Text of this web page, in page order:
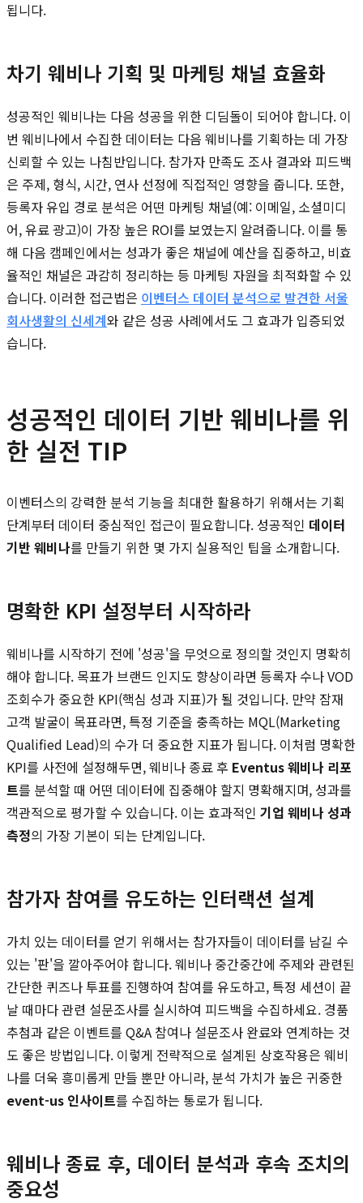
됩니다.
차기 웨비나 기획 및 마케팅 채널 효율화
성공적인 웨비나는 다음 성공을 위한 디딤돌이 되어야 합니다. 이
번 웨비나에서 수집한 데이터는 다음 웨비나를 기획하는 데 가장
신뢰할 수 있는 나침반입니다. 참가자 만족도 조사 결과와 피드백
은 주제, 형식, 시간, 연사 선정에 직접적인 영향을 줍니다. 또한,
등록자 유입 경로 분석은 어떤 마케팅 채널(예: 이메일, 소셜미디
어, 유료 광고)이 가장 높은 ROI를 보였는지 알려줍니다. 이를 통
해 다음 캠페인에서는 성과가 좋은 채널에 예산을 집중하고, 비효
율적인 채널은 과감히 정리하는 등 마케팅 자원을 최적화할 수 있
습니다. 이러한 접근법은 이벤터스 데이터 분석으로 발견한 서울
회사생활의 신세계와 같은 성공 사례에서도 그 효과가 입증되었
습니다.
성공적인 데이터 기반 웨비나를 위
한 실전 TIP
이벤터스의 강력한 분석 기능을 최대한 활용하기 위해서는 기획
단계부터 데이터 중심적인 접근이 필요합니다. 성공적인 데이터
기반 웨비나를 만들기 위한 몇 가지 실용적인 팁을 소개합니다.
명확한 KPI 설정부터 시작하라
웨비나를 시작하기 전에 '성공'을 무엇으로 정의할 것인지 명확히
해야 합니다. 목표가 브랜드 인지도 향상이라면 등록자 수나 VOD
조회수가 중요한 KPI(핵심 성과 지표)가 될 것입니다. 만약 잠재
고객 발굴이 목표라면, 특정 기준을 충족하는 MQL(Marketing
Qualified Lead)의 수가 더 중요한 지표가 됩니다. 이처럼 명확한
KPI를 사전에 설정해두면, 웨비나 종료 후 Eventus 웨비나 리포
트를 분석할 때 어떤 데이터에 집중해야 할지 명확해지며, 성과를
객관적으로 평가할 수 있습니다. 이는 효과적인 기업 웨비나 성과
측정의 가장 기본이 되는 단계입니다.
참가자 참여를 유도하는 인터랙션 설계
가치 있는 데이터를 얻기 위해서는 참가자들이 데이터를 남길 수
있는 '판'을 깔아주어야 합니다. 웨비나 중간중간에 주제와 관련된
간단한 퀴즈나 투표를 진행하여 참여를 유도하고, 특정 세션이 끝
날 때마다 관련 설문조사를 실시하여 피드백을 수집하세요. 경품
추첨과 같은 이벤트를 Q&A 참여나 설문조사 완료와 연계하는 것
도 좋은 방법입니다. 이렇게 전략적으로 설계된 상호작용은 웨비
나를 더욱 흥미롭게 만들 뿐만 아니라, 분석 가치가 높은 귀중한
event-us 인사이트를 수집하는 통로가 됩니다.
웨비나 종료 후, 데이터 분석과 후속 조치의
중요성